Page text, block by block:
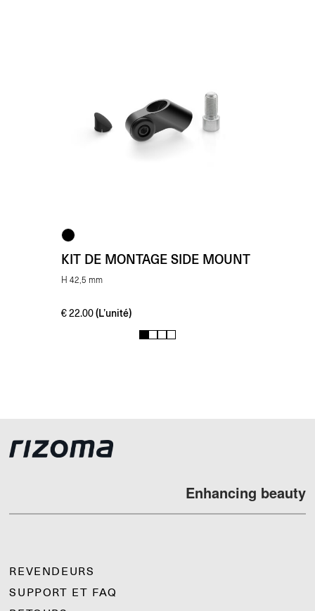
KIT DE MONTAGE SIDE MOUNT
H 42,5 mm
€22.00 (L’unité)
1 2 3 4
Enhancing beauty
REVENDEURS
SUPPORT ET FAQ